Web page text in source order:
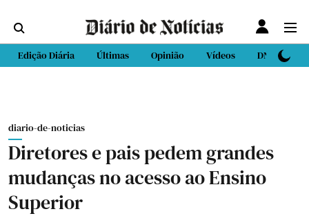
Edição Diária Últimas Opinião Vídeos DN Sport
diario-de-noticias
Diretores e pais pedem grandes
mudanças no acesso ao Ensino
Superior